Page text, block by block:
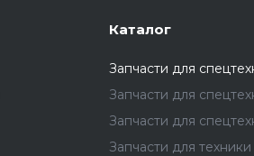
Каталог
Запчасти для
Запчасти для
Запчасти для
Запчасти для